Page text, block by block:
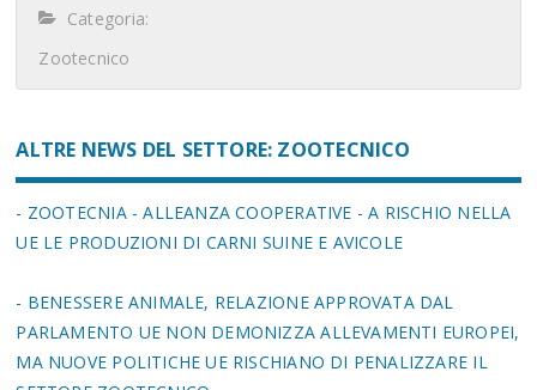
Categoria:
Zootecnico
ALTRE NEWS DEL SETTORE: ZOOTECNICO
- ZOOTECNIA - ALLEANZA COOPERATIVE - A RISCHIO NELLA
UE LE PRODUZIONI DI CARNI SUINE E AVICOLE
- BENESSERE ANIMALE, RELAZIONE APPROVATA DAL
PARLAMENTO UE NON DEMONIZZA ALLEVAMENTI EUROPEI,
MA NUOVE POLITICHE UE RISCHIANO DI PENALIZZARE IL